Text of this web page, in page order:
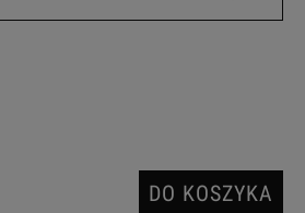
DO KOSZYKA